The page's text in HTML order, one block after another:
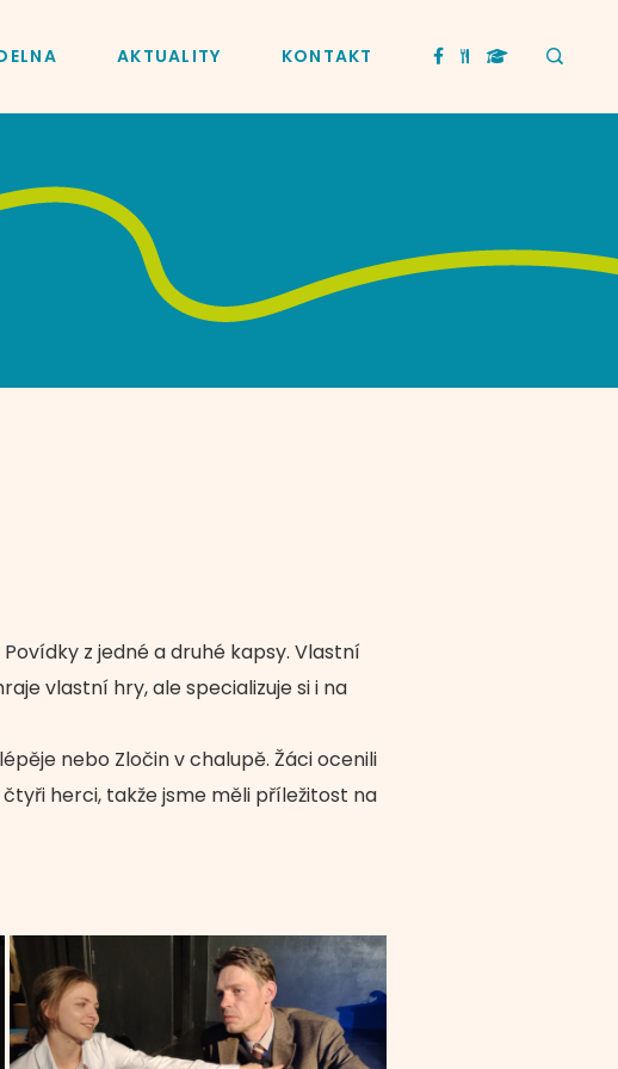
AKTUALITY KONTAKT
z jedné a druhé kapsy. Vlastní
vlastní hry, ale specializuje si i na
nebo Zločin v chalupě. Žáci ocenili
herci, takže jsme měli příležitost na